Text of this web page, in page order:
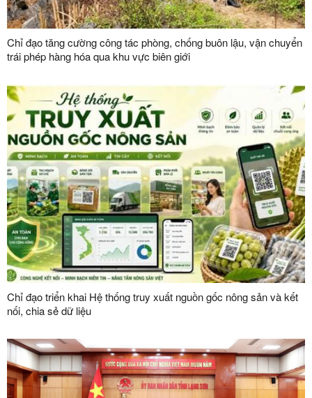
Chỉ đạo tăng cường công tác phòng, chống buôn lậu, vận chuyển
trái phép hàng hóa qua khu vực biên giới
Chỉ đạo triển khai Hệ thống truy xuất nguồn gốc nông sản và kết
nối, chia sẻ dữ liệu